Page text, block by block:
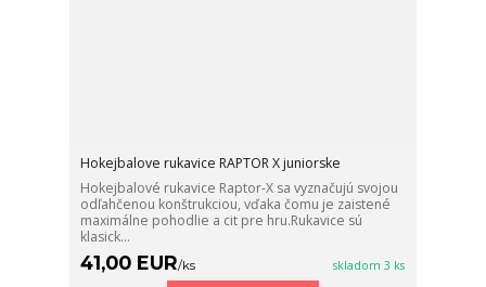
Hokejbalove rukavice RAPTOR X juniorske
Hokejbalové rukavice Raptor-X sa vyznačujú svojou
odľahčenou konštrukciou, vďaka čomu je zaistené
maximálne pohodlie a cit pre hru.Rukavice sú
klasick...
41,00 EUR/ks skladom 3 ks